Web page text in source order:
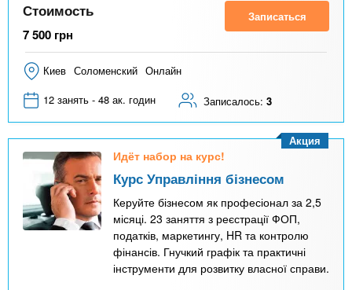
Стоимость
7 500 грн
Записаться
Киев Соломенский Онлайн
12 занять - 48 ак. годин
Записалось: 3
Идёт набор на курс!
Курс Управління бізнесом
Керуйте бізнесом як професіонал за 2,5
місяці. 23 заняття з реєстрації ФОП,
податків, маркетингу, HR та контролю
фінансів. Гнучкий графік та практичні
інструменти для розвитку власної справи.
Акция